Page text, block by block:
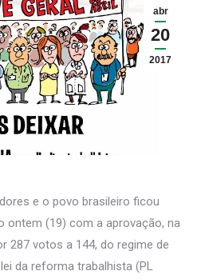
abr
20
2017
e o povo brasileiro ficou
ontem (19) com a aprovação, na
287 votos a 144, do regime de
da reforma trabalhista (PL